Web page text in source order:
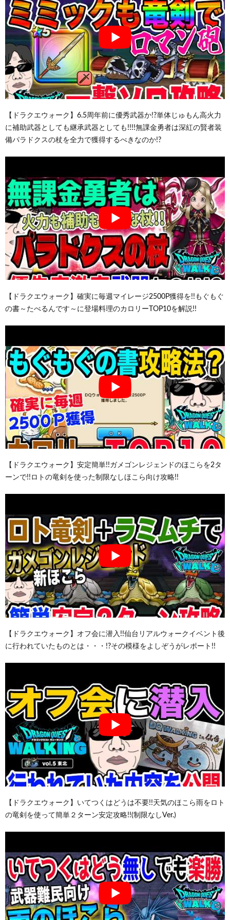
【ドラクエウォーク】6.5周年前に優秀武器か!?単体じゅもん高火力
に補助武器としても継承武器としても!!!!無課金勇者は深紅の賢者装
備パラドクスの杖を全力で獲得するべきなのか!?
【ドラクエウォーク】確実に毎週マイレージ2500P獲得を!!もぐもぐ
の書～たべるんです～に登場料理のカロリーTOP10を解説!!
【ドラクエウォーク】安定簡単!!ガメゴンレジェンドのほこらを2タ
ーンで!!ロトの竜剣を使った制限なしほこら向け攻略!!
【ドラクエウォーク】オフ会に潜入!!仙台リアルウォークイベント後
に行われていたものとは・・・!?その模様をよしぞうがレポート!!
【ドラクエウォーク】いてつくはどうは不要!!天気のほこら雨をロト
の竜剣を使って簡単２ターン安定攻略!!(制限なしVer.)